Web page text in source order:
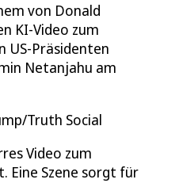
von Donald
KI-Video zum
US-Präsidenten
Netanjahu am
Truth Social
Video zum
Eine Szene sorgt für